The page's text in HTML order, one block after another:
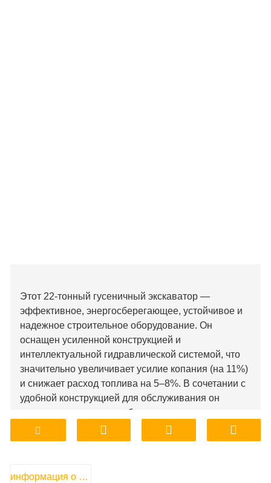
Этот 22-тонный гусеничный экскаватор —
эффективное, энергосберегающее, устойчивое и
надежное строительное оборудование. Он
оснащен усиленной конструкцией и
интеллектуальной гидравлической системой, что
значительно увеличивает усилие копания (на 11%)
и снижает расход топлива на 5–8%. В сочетании с
удобной конструкцией для обслуживания он
полностью отвечает требованиям
высокоинтенсивных работ.
информация о продукте